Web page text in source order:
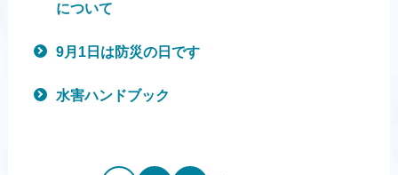
について
9月1日は防災の日です
水害ハンドブック